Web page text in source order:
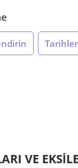
VE